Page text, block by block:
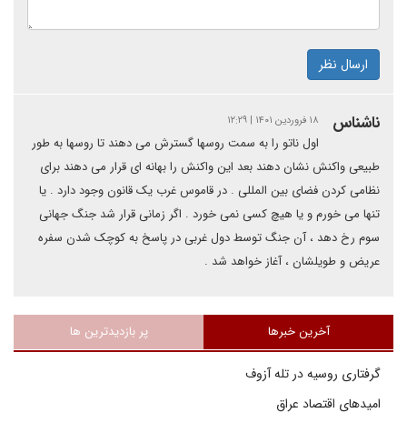
ارسال نظر
ناشناس ۱۸ فروردین ۱۴۰۱ | ۱۲:۲۹
اول ناتو را به سمت روسها گسترش می دهند تا روسها به طور
طبیعی واکنش نشان دهند بعد این واکنش را بهانه ای قرار می دهند برای
نظامی کردن فضای بین المللی . در قاموس غرب یک قانون وجود دارد . یا
تنها می خورم و یا هیچ کسی نمی خورد . اگر زمانی قرار شد جنگ جهانی
سوم رخ دهد ، آن جنگ توسط دول غربی در پاسخ به کوچک شدن سفره
عریض و طویلشان ، آغاز خواهد شد .
آخرین خبرها پر بازدیدترین ها
گرفتاری روسیه در تله آزوف
امیدهای اقتصاد عراق